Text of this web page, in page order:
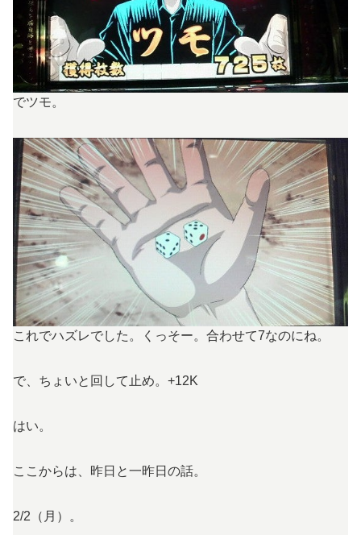
でツモ。
これでハズレでした。くっそー。合わせて7なのにね。
で、ちょいと回して止め。+12K
はい。
ここからは、昨日と一昨日の話。
2/2（月）。